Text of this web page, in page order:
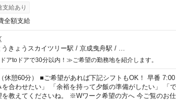
支給あり
全額支給
うきょうスカイツリー駅 / 京成曳舟駅 /
アtoドアで30分以内！≫ご希望の勤務地を紹介します。
休憩60分） ■ご希望があれば下記シフトもOK！ 早番
を合わせたい」 「余裕を持って夕飯の準備がしたい」 「
を教えてくださいね。 ※Wワーク希望の方へ 今ご覧のお仕